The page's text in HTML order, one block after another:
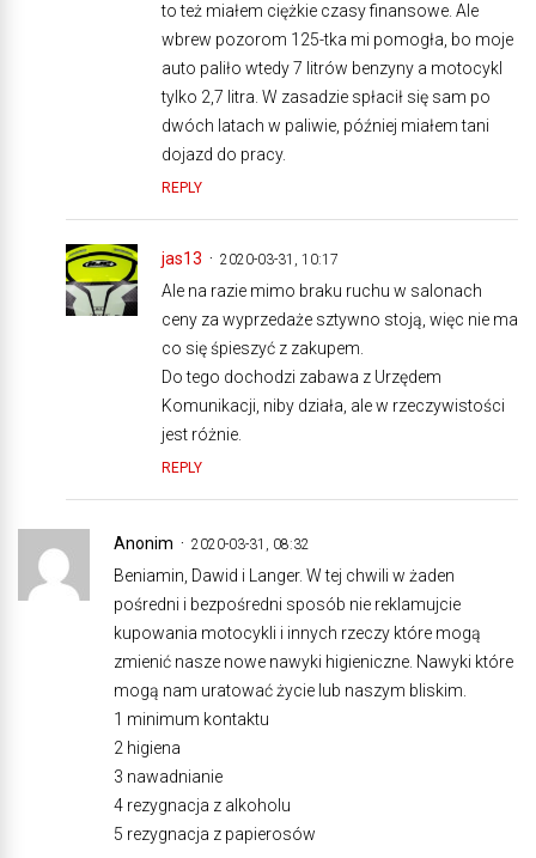
to też miałem ciężkie czasy finansowe. Ale
wbrew pozorom 125-tka mi pomogła, bo moje
auto paliło wtedy 7 litrów benzyny a motocykl
tylko 2,7 litra. W zasadzie spłacił się sam po
dwóch latach w paliwie, później miałem tani
dojazd do pracy.
REPLY
jas13 2020-03-31, 10:17
Ale na razie mimo braku ruchu w salonach
ceny za wyprzedaże sztywno stoją, więc nie ma
co się śpieszyć z zakupem.
Do tego dochodzi zabawa z Urzędem
Komunikacji, niby działa, ale w rzeczywistości
jest różnie.
REPLY
Anonim 2020-03-31, 08:32
Beniamin, Dawid i Langer. W tej chwili w żaden
pośredni i bezpośredni sposób nie reklamujcie
kupowania motocykli i innych rzeczy które mogą
zmienić nasze nowe nawyki higieniczne. Nawyki które
mogą nam uratować życie lub naszym bliskim.
1 minimum kontaktu
2 higiena
3 nawadnianie
4 rezygnacja z alkoholu
5 rezygnacja z papierosów